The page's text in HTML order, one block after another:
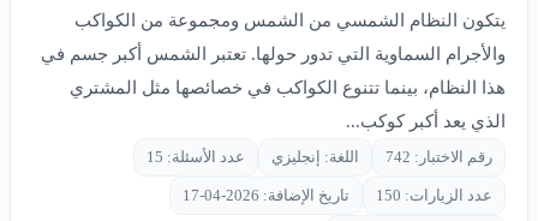
يتكون النظام الشمسي من الشمس ومجموعة من الكواكب
والأجرام السماوية التي تدور حولها. تعتبر الشمس أكبر جسم في
هذا النظام، بينما تتنوع الكواكب في خصائصها مثل المشتري
الذي يعد أكبر كوكب...
رقم الاختبار: 742 اللغة: إنجليزي عدد الأسئلة: 15
عدد الزيارات: 150 تاريخ الإضافة: 2026-04-17